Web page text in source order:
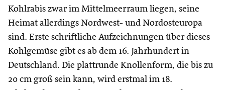
Kohlrabis zwar im Mittelmeerraum liegen, seine
Heimat allerdings Nordwest- und Nordosteuropa
sind. Erste schriftliche Aufzeichnungen über dieses
Kohlgemüse gibt es ab dem 16. Jahrhundert in
Deutschland. Die plattrunde Knollenform, die bis zu
20 cm groß sein kann, wird erstmal im 18.